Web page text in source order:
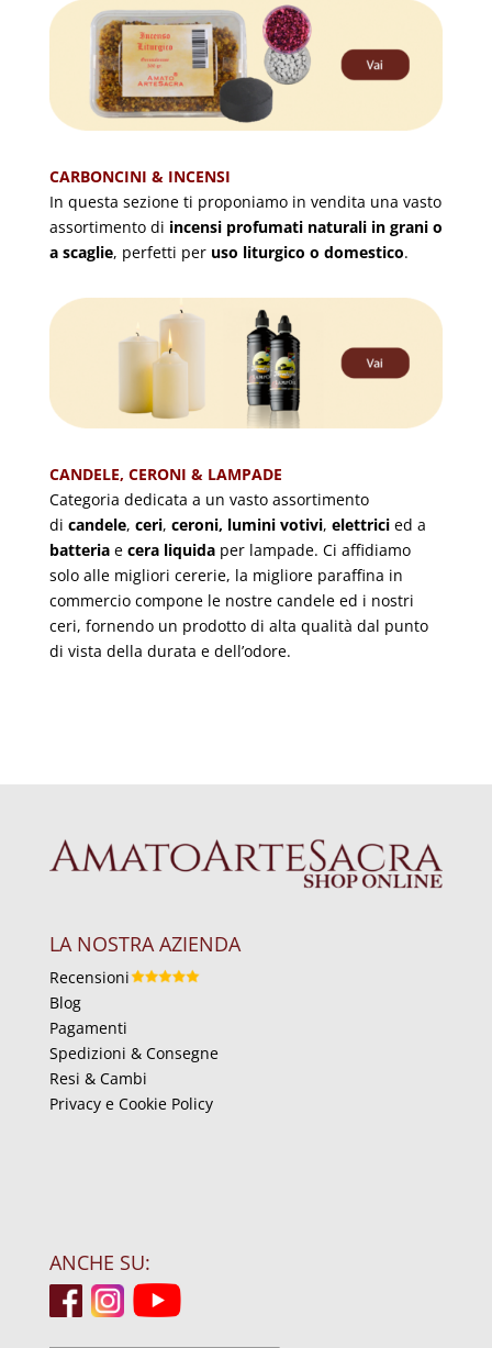
CARBONCINI & INCENSI
In questa sezione ti proponiamo in vendita una vasto
assortimento di incensi profumati naturali in grani o
a scaglie, perfetti per uso liturgico o domestico.
CANDELE, CERONI & LAMPADE
Categoria dedicata a un vasto assortimento
di candele, ceri, ceroni, lumini votivi, elettrici ed a
batteria e cera liquida per lampade. Ci affidiamo
solo alle migliori cererie, la migliore paraffina in
commercio compone le nostre candele ed i nostri
ceri, fornendo un prodotto di alta qualità dal punto
di vista della durata e dell’odore.
LA NOSTRA AZIENDA
Recensioni
Blog
Pagamenti
Spedizioni & Consegne
Resi & Cambi
Privacy e Cookie Policy
ANCHE SU: